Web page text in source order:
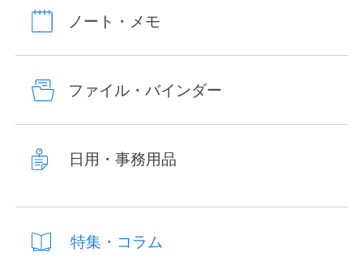
ノート・メモ
ファイル・バインダー
日用・事務用品
特集・コラム